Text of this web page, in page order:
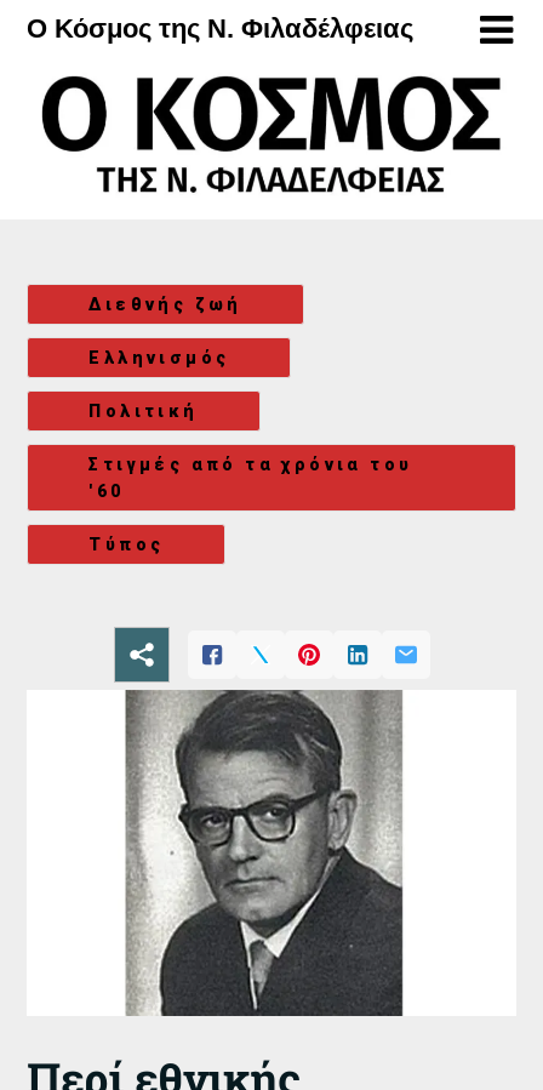
Μετάβαση
περιεχόμενο
Ο Κόσμος της Ν. Φιλαδέλφειας
Διεθνής ζωή
Ελληνισμός
Πολιτική
Στιγμές από τα χρόνια του
'60
Τύπος
Περί εθνικής